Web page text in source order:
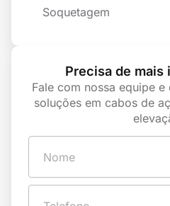
Soquetagem
Precisa de mais
Fale com nossa equipe
soluções em cabos de